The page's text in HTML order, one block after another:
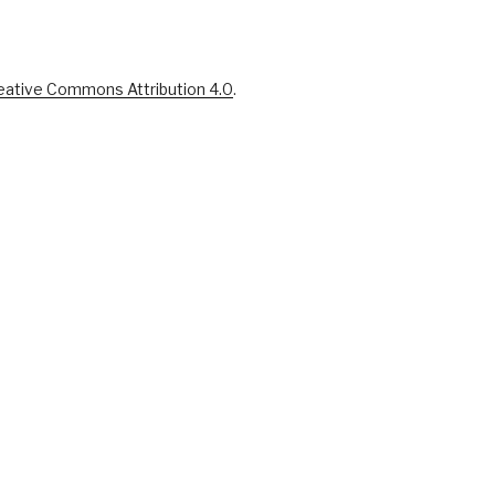
Commons Attribution 4.0.